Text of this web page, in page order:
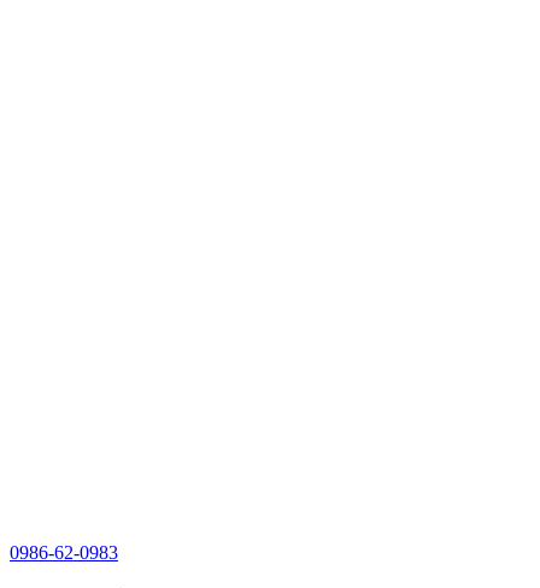
0986-62-0983